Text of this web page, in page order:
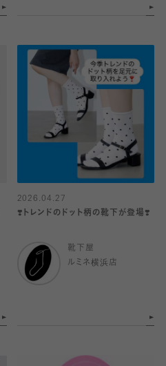
2026.04.27
❣️トレンドのドット柄の靴下が登場❣️
靴下屋
ルミネ横浜店